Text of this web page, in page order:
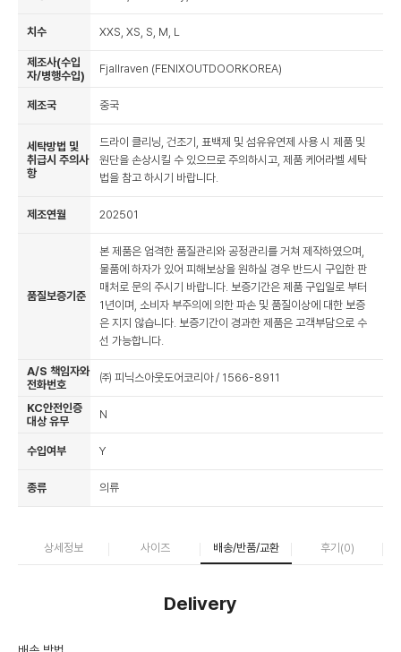
치수 XXS, XS, S, M, L
제조사(수입
자/병행수입)
Fjallraven (FENIXOUTDOORKOREA)
제조국 중국
세탁방법 및
취급시 주의사
항
드라이 클리닝, 건조기, 표백제 및 섬유유연제 사용 시 제품 및
원단을 손상시킬 수 있으므로 주의하시고, 제품 케어라벨 세탁
법을 참고 하시기 바랍니다.
제조연월 202501
품질보증기준
본 제품은 엄격한 품질관리와 공정관리를 거쳐 제작하였으며,
물품에 하자가 있어 피해보상을 원하실 경우 반드시 구입한 판
매처로 문의 주시기 바랍니다. 보증기간은 제품 구입일로 부터
1년이며, 소비자 부주의에 의한 파손 및 품질이상에 대한 보증
은 지지 않습니다. 보증기간이 경과한 제품은 고객부담으로 수
선 가능합니다.
A/S 책임자와
전화번호
㈜ 피닉스아웃도어코리아 / 1566-8911
KC안전인증
대상 유무
N
수입여부 Y
종류 의류
상세정보 사이즈 배송/반품/교환 후기(0)
Delivery